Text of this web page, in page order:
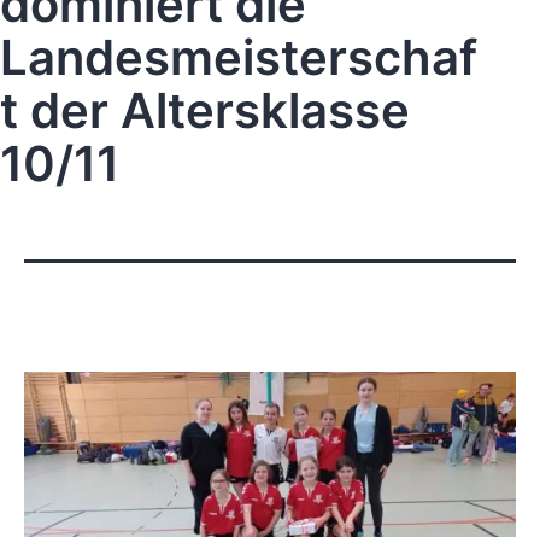
Landesmeisterschaf
t der Altersklasse
10/11